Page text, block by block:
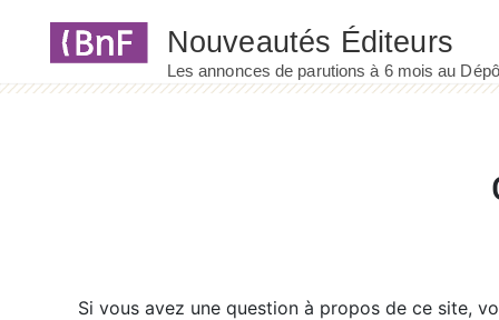
Si vous avez une question à propos de ce site,